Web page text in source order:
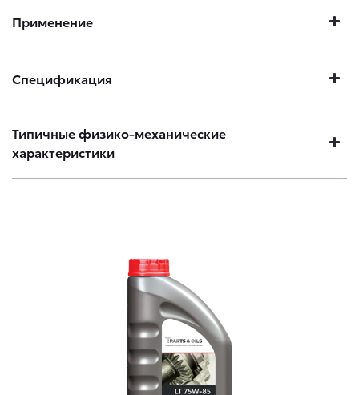
Применение
Спецификация
Типичные физико-механические
характеристики